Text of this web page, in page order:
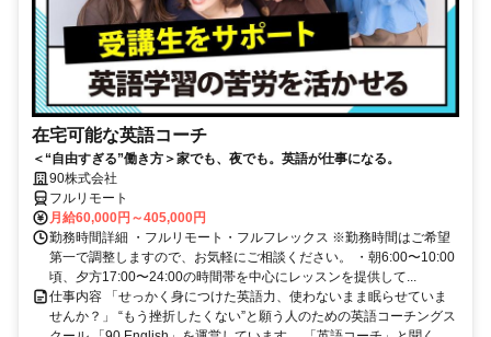
在宅可能な英語コーチ
＜“自由すぎる”働き方＞家でも、夜でも。英語が仕事になる。
90株式会社
フルリモート
月給60,000円～405,000円
勤務時間詳細 ・フルリモート・フルフレックス ※勤務時間はご希望
第一で調整しますので、お気軽にご相談ください。 ・朝6:00〜10:00
頃、夕方17:00〜24:00の時間帯を中心にレッスンを提供して...
仕事内容 「せっかく身につけた英語力、使わないまま眠らせていま
せんか？」 “もう挫折したくない”と願う人のための英語コーチングス